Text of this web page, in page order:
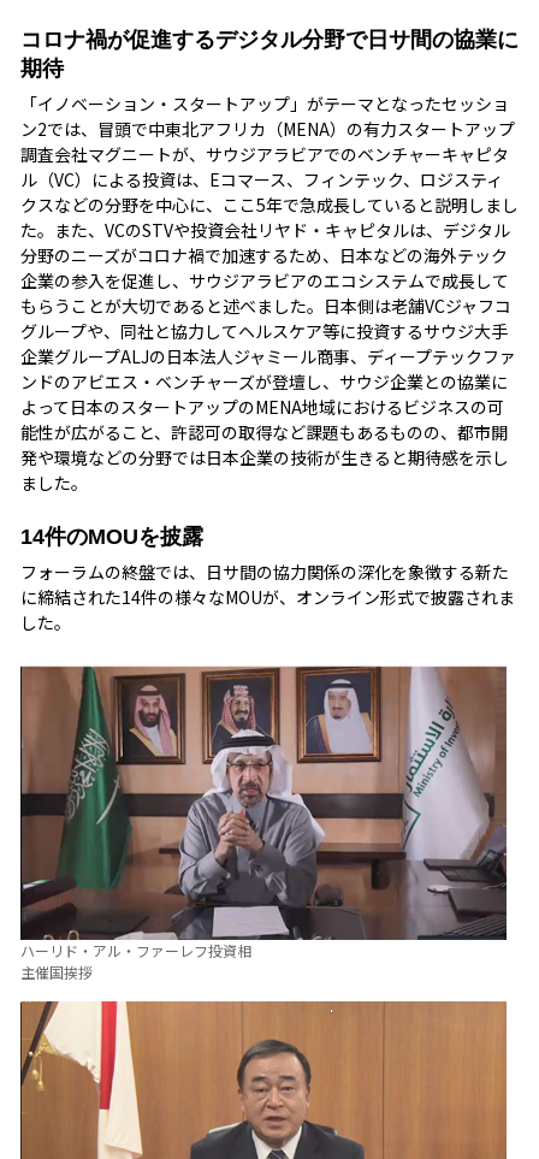
コロナ禍が促進するデジタル分野で日サ間の協業に
期待
「イノベーション・スタートアップ」がテーマとなったセッショ
ン2では、冒頭で中東北アフリカ（MENA）の有力スタートアップ
調査会社マグニートが、サウジアラビアでのベンチャーキャピタ
ル（VC）による投資は、Eコマース、フィンテック、ロジスティ
クスなどの分野を中心に、ここ5年で急成長していると説明しまし
た。また、VCのSTVや投資会社リヤド・キャピタルは、デジタル
分野のニーズがコロナ禍で加速するため、日本などの海外テック
企業の参入を促進し、サウジアラビアのエコシステムで成長して
もらうことが大切であると述べました。日本側は老舗VCジャフコ
グループや、同社と協力してヘルスケア等に投資するサウジ大手
企業グループALJの日本法人ジャミール商事、ディープテックファ
ンドのアビエス・ベンチャーズが登壇し、サウジ企業との協業に
よって日本のスタートアップのMENA地域におけるビジネスの可
能性が広がること、許認可の取得など課題もあるものの、都市開
発や環境などの分野では日本企業の技術が生きると期待感を示し
ました。
14件のMOUを披露
フォーラムの終盤では、日サ間の協力関係の深化を象徴する新た
に締結された14件の様々なMOUが、オンライン形式で披露されま
した。
ハーリド・アル・ファーレフ投資相
主催国挨拶